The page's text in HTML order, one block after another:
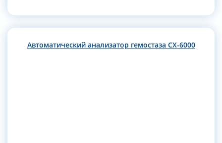
Автоматический анализатор гемостаза CX-6000